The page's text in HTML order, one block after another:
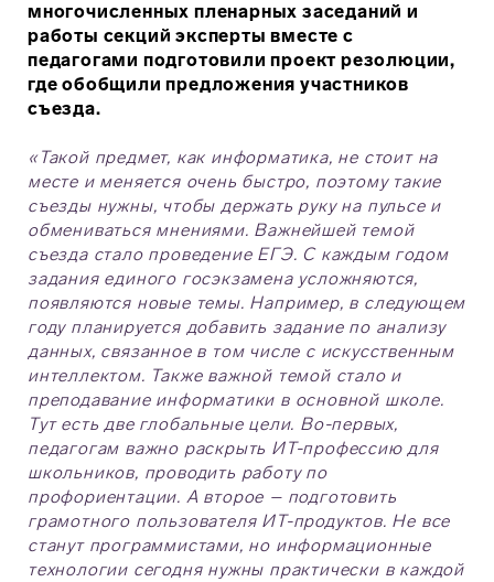
многочисленных пленарных заседаний и
работы секций эксперты вместе с
педагогами подготовили проект резолюции,
где обобщили предложения участников
съезда.
«Такой предмет, как информатика, не стоит на
месте и меняется очень быстро, поэтому такие
съезды нужны, чтобы держать руку на пульсе и
обмениваться мнениями. Важнейшей темой
съезда стало проведение ЕГЭ. С каждым годом
задания единого госэкзамена усложняются,
появляются новые темы. Например, в следующем
году планируется добавить задание по анализу
данных, связанное в том числе с искусственным
интеллектом. Также важной темой стало и
преподавание информатики в основной школе.
Тут есть две глобальные цели. Во-первых,
педагогам важно раскрыть ИТ-профессию для
школьников, проводить работу по
профориентации. А второе – подготовить
грамотного пользователя ИТ-продуктов. Не все
станут программистами, но информационные
технологии сегодня нужны практически в каждой